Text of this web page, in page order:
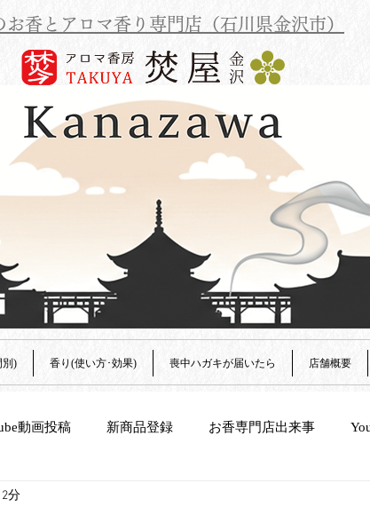
お香とアロマ香り専門店（石川県金沢市）
別) 香り(使い方･効果) 喪中ハガキが届いたら 店舗概要
動画投稿 新商品登録 お香専門店出来事
分